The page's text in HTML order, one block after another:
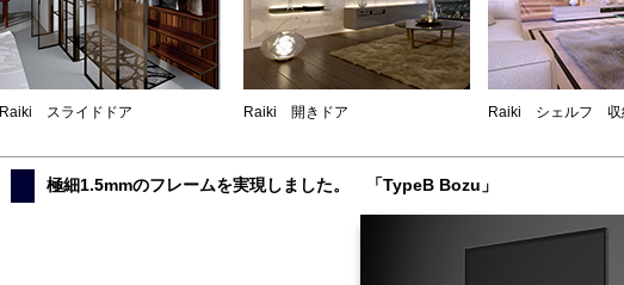
Raiki スライドドア Raiki 開きドア Raiki シェルフ 収
極細1.5mmのフレームを実現しました。 「TypeB Bozu」